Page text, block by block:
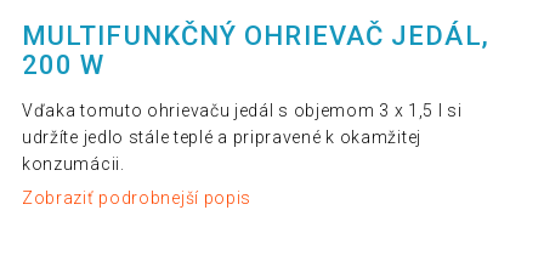
MULTIFUNKČNÝ OHRIEVAČ JEDÁL,
200 W
Vďaka tomuto ohrievaču jedál s objemom 3 x 1,5 l si
udržíte jedlo stále teplé a pripravené k okamžitej
konzumácii.
Zobraziť podrobnejší popis